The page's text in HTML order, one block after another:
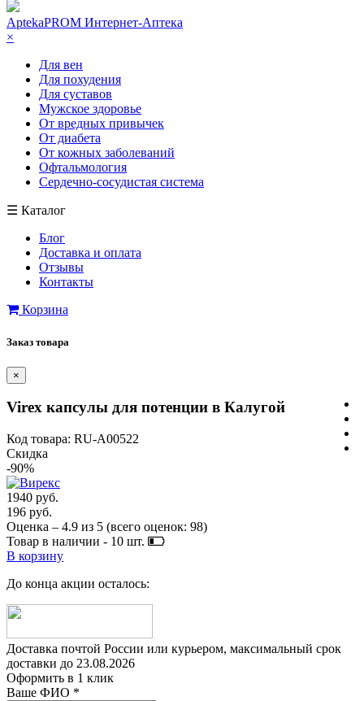
AptekaPROM Интернет-Аптека
×
Для вен
Для похудения
Для суставов
Мужское здоровье
От вредных привычек
От диабета
От кожных заболеваний
Офтальмология
Сердечно-сосудистая система
☰ Каталог
Блог
Доставка и оплата
Отзывы
Контакты
Корзина
Заказ товара
×
Virex капсулы для потенции в Калугой
Код товара: RU-A00522
Скидка
-90%
1940 руб.
196 руб.
Оценка – 4.9 из 5 (всего оценок: 98)
Товар в наличии - 10 шт.
В корзину
До конца акции осталось:
Доставка почтой России или курьером, максимальный срок
доставки до 23.08.2026
Оформить в 1 клик
Ваше ФИО *